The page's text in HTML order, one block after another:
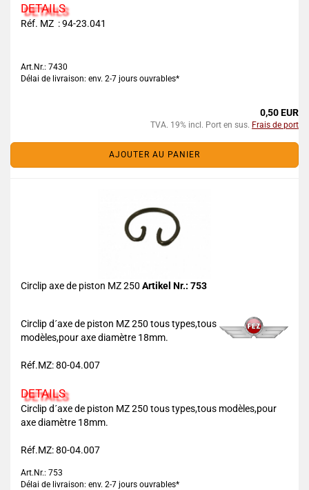
DETAILS
Réf. MZ : 94-23.041
Art.Nr.: 7430
Délai de livraison: env. 2-7 jours ouvrables*
0,50 EUR
TVA. 19% incl. Port en sus. Frais de port
AJOUTER AU PANIER
Circlip axe de piston MZ 250 Artikel Nr.: 753
Circlip d´axe de piston MZ 250 tous types,tous
modèles,pour axe diamètre 18mm.
Réf.MZ: 80-04.007
DETAILS
Circlip d´axe de piston MZ 250 tous types,tous modèles,pour
axe diamètre 18mm.
Réf.MZ: 80-04.007
Art.Nr.: 753
Délai de livraison: env. 2-7 jours ouvrables*